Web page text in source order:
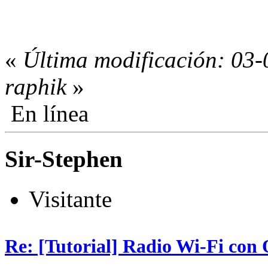
« Última modificación:
raphik»
En línea
Sir-Stephen
Visitante
Re: [Tutorial] Radio Wi-Fi con